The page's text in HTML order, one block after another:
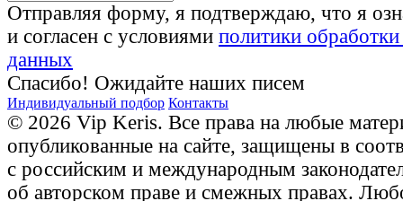
Отправляя форму, я подтверждаю, что я
и согласен с условиями политики
данных
Спасибо! Ожидайте наших писем
Индивидуальный подбор Контакты
© 2026 Vip Keris. Все права на любые
опубликованные на сайте, защищены в
с российским и международным
об авторском праве и смежных правах.